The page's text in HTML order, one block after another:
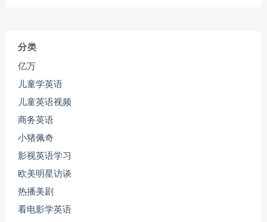
分类
亿万
儿童学英语
儿童英语视频
商务英语
小猪佩奇
影视英语学习
欧美明星访谈
热播美剧
看电影学英语